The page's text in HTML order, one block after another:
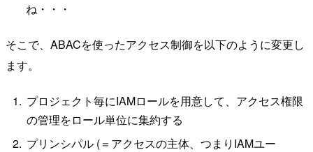
ね・・・
そこで、ABACを使ったアクセス制御を以下のように変更し
ます。
プロジェクト毎にIAMロールを用意して、アクセス権限
の管理をロール単位に集約する
プリンシパル (＝アクセスの主体、つまりIAMユー